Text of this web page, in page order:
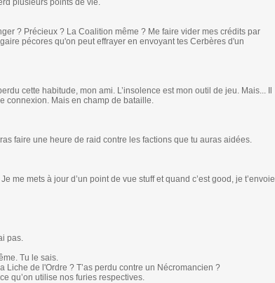
plusieurs points de vie.
? Précieux ? La Coalition même ? Me faire vider mes crédits par
pécores qu'on peut effrayer en envoyant tes Cerbères d'un
cette habitude, mon ami. L’insolence est mon outil de jeu. Mais... Il
connexion. Mais en champ de bataille.
faire une heure de raid contre les factions que tu auras aidées.
me mets à jour d’un point de vue stuff et quand c’est good, je t’envoie
pas.
Tu le sais.
Liche de l'Ordre ? T’as perdu contre un Nécromancien ?
qu’on utilise nos furies respectives.